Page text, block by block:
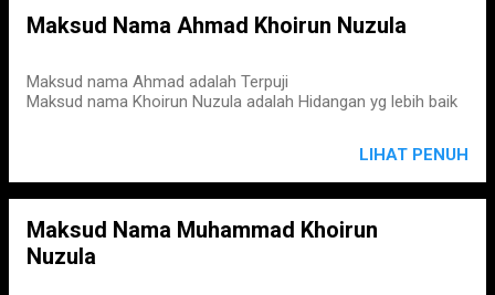
Maksud Nama Ahmad Khoirun Nuzula
Maksud nama Ahmad adalah Terpuji
Maksud nama Khoirun Nuzula adalah Hidangan yg lebih baik
LIHAT PENUH
Maksud Nama Muhammad Khoirun
Nuzula